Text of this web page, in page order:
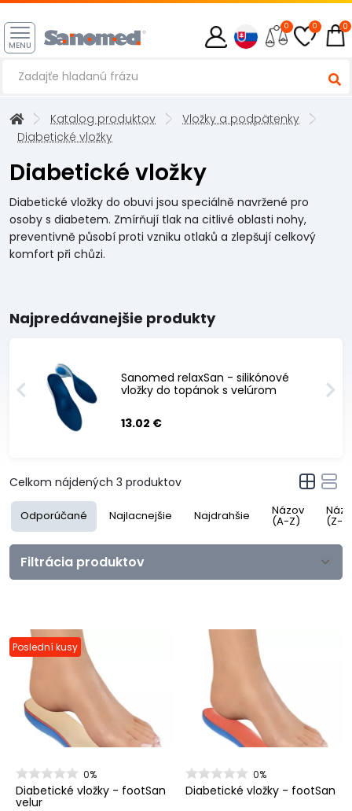
MENU
0 0 0
Katalog produktov
Vložky a podpätenky
Diabetické vložky
Diabetické vložky
Diabetické vložky do obuvi jsou speciálně navržené pro
osoby s diabetem. Zmírňují tlak na citlivé oblasti nohy,
preventivně působí proti vzniku otlaků a zlepšují celkový
komfort při chůzi.
Najpredávanejšie produkty
Sanomed relaxSan - silikónové
vložky do topánok s velúrom
13.02 €
Celkom nájdených 3 produktov
Odporúčané Najlacnejšie Najdrahšie Názov
(A-Z) (Z-
Filtrácia produktov
Poslední kusy
0%
Diabetické vložky - footSan
velur
0%
Diabetické vložky - footSan